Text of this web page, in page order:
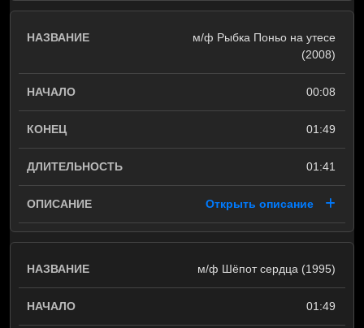
м/ф Рыбка Поньо на утесе
(2008)
00:08
01:49
01:41
Открыть описание
м/ф Шёпот сердца (1995)
01:49